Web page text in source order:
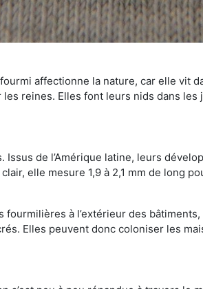
affectionne la nature, car elle vit
reines. Elles font leurs nids dans
de l’Amérique latine, leurs
elle mesure 1,9 à 2,1 mm de long
à l’extérieur des
Elles peuvent donc coloniser les